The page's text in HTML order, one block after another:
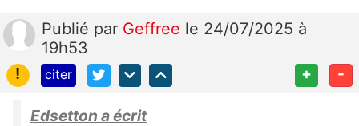
Publié par Geffree le 24/07/2025 à
19h53
!
citer + -
Edsetton a écrit